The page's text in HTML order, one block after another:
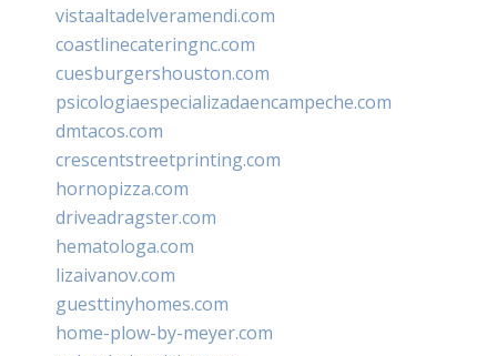
vistaaltadelveramendi.com
coastlinecateringnc.com
cuesburgershouston.com
psicologiaespecializadaencampeche.com
dmtacos.com
crescentstreetprinting.com
hornopizza.com
driveadragster.com
hematologa.com
lizaivanov.com
guesttinyhomes.com
home-plow-by-meyer.com